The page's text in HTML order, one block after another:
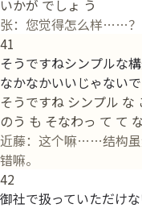
いかが でしょ う
张：您觉得怎么样……？
41
そうですねシンプルな
なかなかいいじゃない
そうですね シンプル な
のう も そなわっ て て
近藤：这个嘛……结构虽
错嘛。
42
御社で扱っていただけ